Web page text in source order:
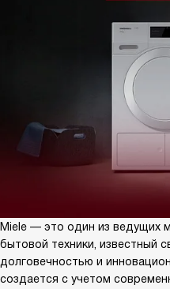
Miele — это один из ведущих
бытовой техники, известный
долговечностью и
создается с учетом